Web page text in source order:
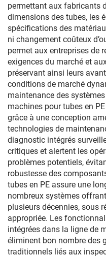
permettant aux fabricants
dimensions des tubes, les
spécifications des
ni changement coûteux
permet aux entreprises de
exigences du marché et
préservant ainsi leurs
conditions de marché
maintenance des
machines pour tubes en
grâce à une conception
technologies de
diagnostic intégrés
critiques et alertent les
problèmes potentiels,
robustesse des
tubes en PE assure une
nombreux systèmes
plusieurs décennies, sous
appropriée. Les
intégrées dans la ligne de
éliminent bon nombre des
traditionnels liés aux